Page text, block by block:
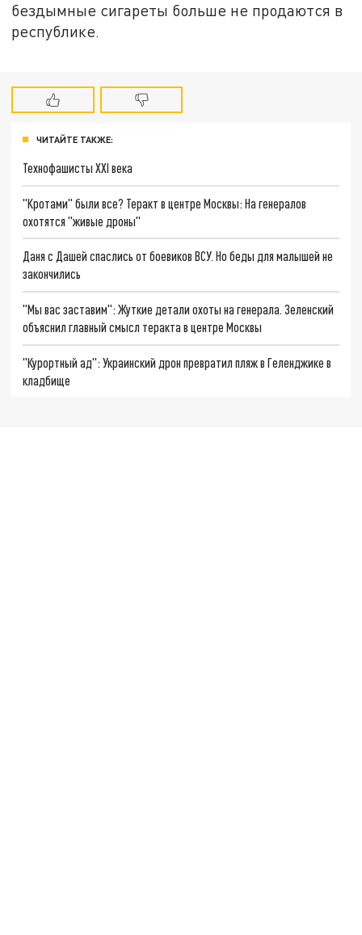
бездымные сигареты больше не продаются в
республике.
ЧИТАЙТЕ ТАКЖЕ:
Технофашисты XXI века
"Кротами" были все? Теракт в центре Москвы: На генералов
охотятся "живые дроны"
Даня с Дашей спаслись от боевиков ВСУ. Но беды для малышей не
закончились
"Мы вас заставим": Жуткие детали охоты на генерала. Зеленский
объяснил главный смысл теракта в центре Москвы
"Курортный ад": Украинский дрон превратил пляж в Геленджике в
кладбище